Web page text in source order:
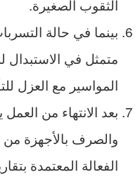
الثقوب الصغيرة.
بينما في حالة
متمثل في الاستبدال
المواسير مع العزل
بعد الانتهاء من
والصرف بالأجهزة من
الفعالة المعتمدة بتقارير أصلية